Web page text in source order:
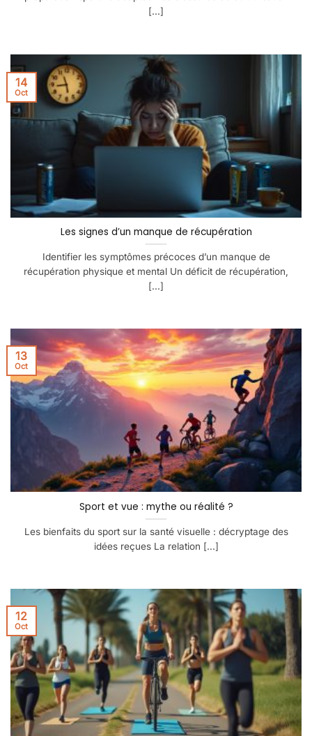
[...]
Les signes d’un manque de récupération
Identifier les symptômes précoces d’un manque de
récupération physique et mental Un déficit de récupération,
[...]
14
Oct
Sport et vue : mythe ou réalité ?
Les bienfaits du sport sur la santé visuelle : décryptage des
idées reçues La relation [...]
13
Oct
12
Oct